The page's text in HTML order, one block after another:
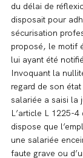
du délai de
disposait pour
sécurisation
proposé, le motif
lui ayant été
Invoquant la
regard de son
salariée a saisi la
L’article L 1225-
dispose que
une salariée
faute grave ou